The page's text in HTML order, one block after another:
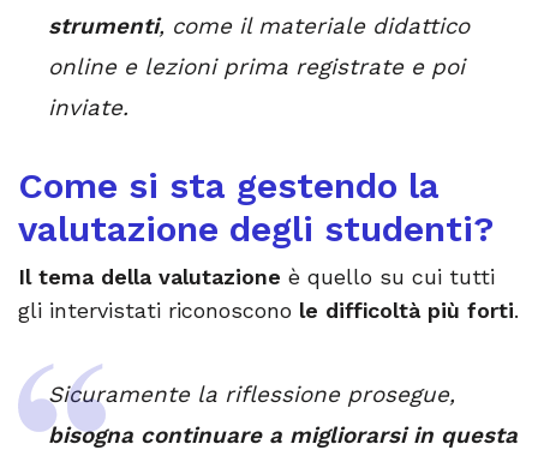
strumenti, come il materiale didattico
online e lezioni prima registrate e poi
inviate.
Come si sta gestendo la
valutazione degli studenti?
Il tema della valutazione è quello su cui tutti
gli intervistati riconoscono le difficoltà più forti.
Sicuramente la riflessione prosegue,
bisogna continuare a migliorarsi in questa